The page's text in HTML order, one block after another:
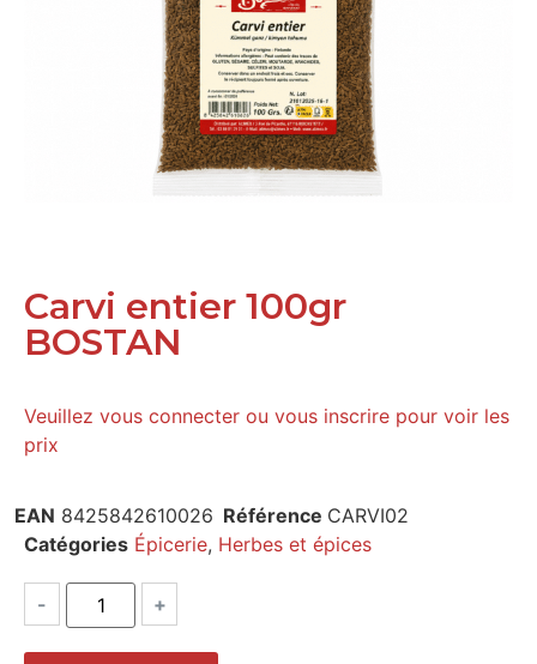
Carvi entier 100gr
BOSTAN
Veuillez vous connecter ou vous inscrire pour voir les
prix
EAN 8425842610026 Référence CARVI02
Catégories Épicerie, Herbes et épices
- +